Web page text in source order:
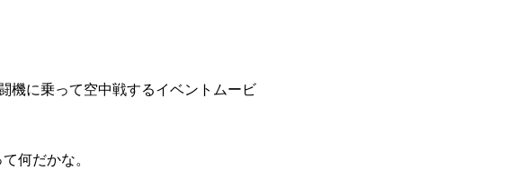
機に乗って空中戦するイベントムービ
何だかな。